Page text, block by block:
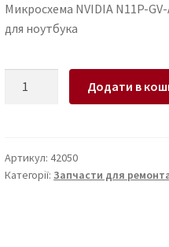
Микросхема NVIDIA N11P-
для ноутбука
A1
GeForce
Додати в
Артикул:42050
Категорії:Запчасти для